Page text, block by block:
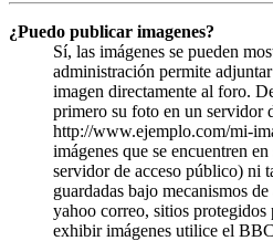
¿Puedo publicar imagenes?
Sí, las imágenes se pueden
administración permite
imagen directamente al foro.
primero su foto en un servidor
http://www.ejemplo.com/mi-
imágenes que se encuentren
servidor de acceso público) ni
guardadas bajo mecanismos
yahoo correo, sitios protegidos
exhibir imágenes utilice el